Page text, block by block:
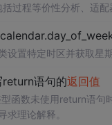
括过程等价性分析、适
设置特定时区并获取星
return语句的返回值
函数未使用return语句
求理论解释。